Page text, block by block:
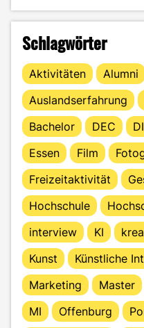
Schlagwörter
Aktivitäten Alumni
Auslandserfahrung
Bachelor
DEC
Essen
Film
Freizeitaktivität
Hochschule
interview
KI
Kunst
Künstliche
Marketing
Master
MI
Offenburg